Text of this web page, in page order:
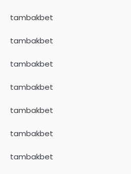
tambakbet
tambakbet
tambakbet
tambakbet
tambakbet
tambakbet
tambakbet